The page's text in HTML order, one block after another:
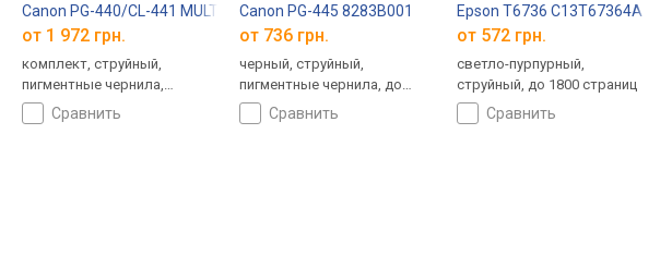
Canon PG-440/CL-441 MULTI 5219B005
от 1 972 грн.
комплект, струйный,
пигментные чернила,
водорастворимые чернила,
до 360 страниц
сравнить
Canon PG-445 8283B001
от 736 грн.
черный, струйный,
пигментные чернила, до
180 страниц
сравнить
Epson T6736 C13T67364A
от 572 грн.
светло-пурпурный,
струйный, до 1800 страниц
сравнить